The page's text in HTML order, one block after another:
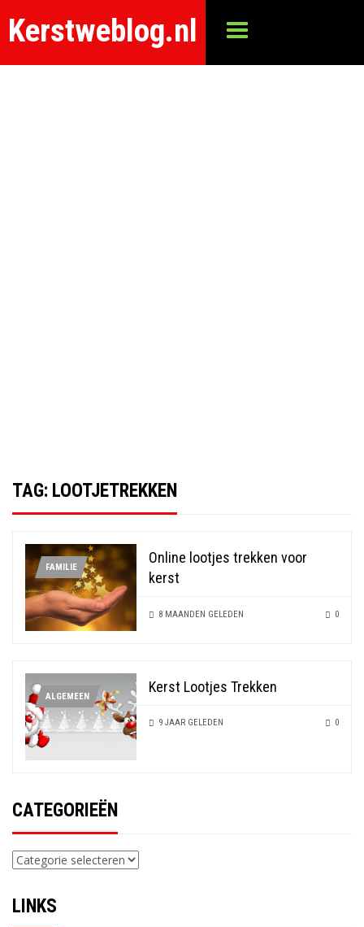
Kerstweblog.nl
TAG: LOOTJETREKKEN
FAMILIE
Online lootjes trekken voor
kerst
8 MAANDEN GELEDEN 0
ALGEMEEN
Kerst Lootjes Trekken
9 JAAR GELEDEN 0
CATEGORIEËN
Categorieën
LINKS